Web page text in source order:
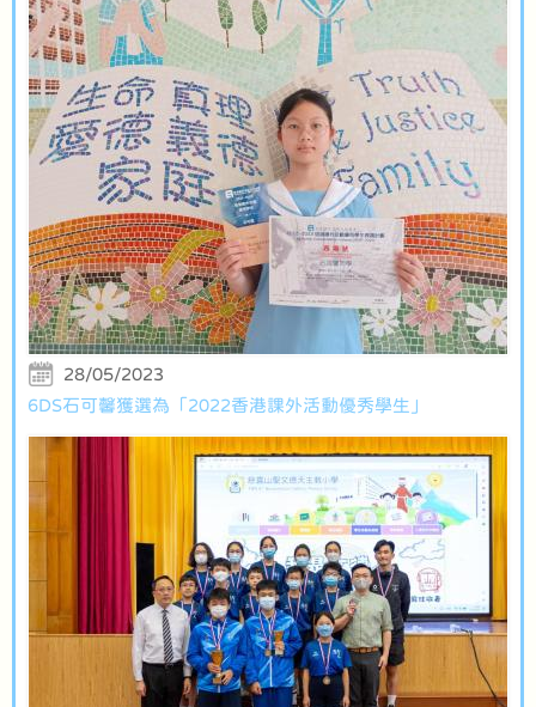
28/05/2023
6DS石可馨獲選為「2022香港課外活動優秀學生」